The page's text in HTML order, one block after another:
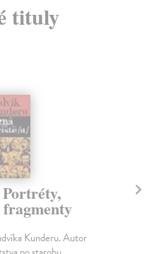
tituly
Kunderu. Autor